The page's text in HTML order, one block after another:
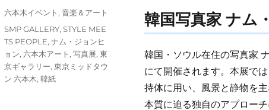
韓国写真家 ナム
韓国・ソウル在住の写真家
にて開催されます。本展で
持体に用い、風景と静物を
本質に迫る独自のアプロー
投
日:
カ
ー
六本木イベント , 音楽＆アート
タ
グ
SMP GALLERY, STYLE MEE
TS PEOPLE, ナム・ジョンヒ
ョン, 六本木アート , 写真展, 東
京ギャラリー, 東京ミッドタウ
ン 六本木, 韓紙